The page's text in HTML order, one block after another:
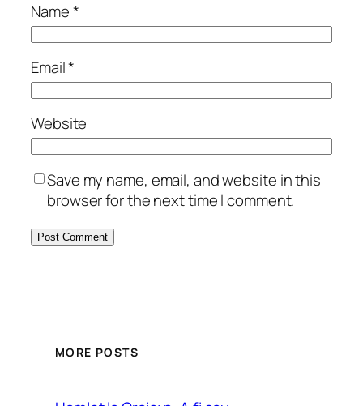
Name*
Email*
Website
Save my name, email, and website in this
browser for the next time I comment.
MORE POSTS